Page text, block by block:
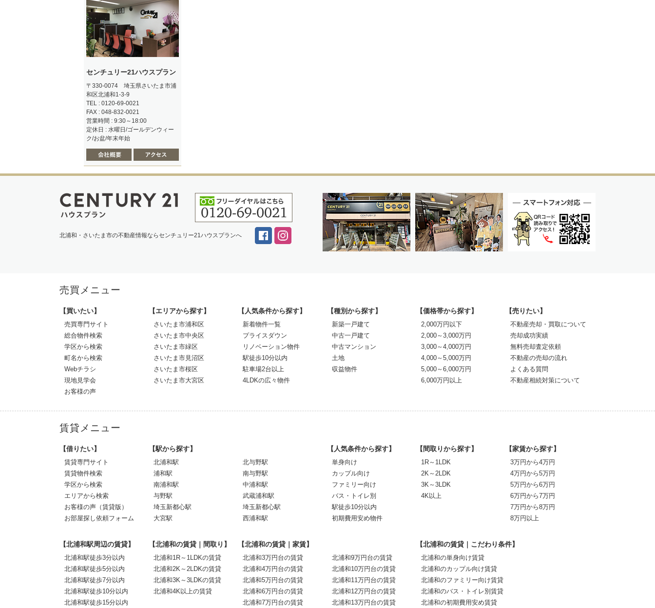
センチュリー21ハウスプラン
〒330-0074 埼玉県さいたま市浦
和区北浦和1-3-9
TEL : 0120-69-0021
FAX : 048-832-0021
営業時間 : 9:30～18:00
定休日 : 水曜日/ゴールデンウィー
ク/お盆/年末年始
北浦和・さいたま市の不動産情報ならセンチュリー21ハウスプランへ
売買メニュー
【買いたい】
売買専門サイト
総合物件検索
学区から検索
町名から検索
Webチラシ
現地見学会
お客様の声
【エリアから探す】
さいたま市浦和区
さいたま市中央区
さいたま市緑区
さいたま市見沼区
さいたま市桜区
さいたま市大宮区
【人気条件から探す】
新着物件一覧
プライスダウン
リノベーション物件
駅徒歩10分以内
駐車場2台以上
4LDKの広々物件
【種別から探す】
新築一戸建て
中古一戸建て
中古マンション
土地
収益物件
【価格帯から探す】
2,000万円以下
2,000～3,000万円
3,000～4,000万円
4,000～5,000万円
5,000～6,000万円
6,000万円以上
【売りたい】
不動産売却・買取について
売却成功実績
無料売却査定依頼
不動産の売却の流れ
よくある質問
不動産相続対策について
賃貸メニュー
【借りたい】
賃貸専門サイト
賃貸物件検索
学区から検索
エリアから検索
お客様の声（賃貸版）
お部屋探し依頼フォーム
【駅から探す】
北浦和駅
浦和駅
南浦和駅
与野駅
埼玉新都心駅
大宮駅
北与野駅
南与野駅
中浦和駅
武蔵浦和駅
埼玉新都心駅
西浦和駅
【人気条件から探す】
単身向け
カップル向け
ファミリー向け
バス・トイレ別
駅徒歩10分以内
初期費用安め物件
【間取りから探す】
1R～1LDK
2K～2LDK
3K～3LDK
4K以上
【家賃から探す】
3万円から4万円
4万円から5万円
5万円から6万円
6万円から7万円
7万円から8万円
8万円以上
【北浦和駅周辺の賃貸】
北浦和駅徒歩3分以内
北浦和駅徒歩5分以内
北浦和駅徒歩7分以内
北浦和駅徒歩10分以内
北浦和駅徒歩15分以内
【北浦和の賃貸｜間取り】
北浦和1R～1LDKの賃貸
北浦和2K～2LDKの賃貸
北浦和3K～3LDKの賃貸
北浦和4K以上の賃貸
【北浦和の賃貸｜家賃】
北浦和3万円台の賃貸
北浦和4万円台の賃貸
北浦和5万円台の賃貸
北浦和6万円台の賃貸
北浦和7万円台の賃貸
北浦和9万円台の賃貸
北浦和10万円台の賃貸
北浦和11万円台の賃貸
北浦和12万円台の賃貸
北浦和13万円台の賃貸
【北浦和の賃貸｜こだわり条件】
北浦和の単身向け賃貸
北浦和のカップル向け賃貸
北浦和のファミリー向け賃貸
北浦和のバス・トイレ別賃貸
北浦和の初期費用安め賃貸